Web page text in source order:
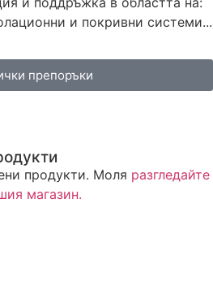
и покривни системи...
препоръки
продукти. Моля разгледайте
магазин.